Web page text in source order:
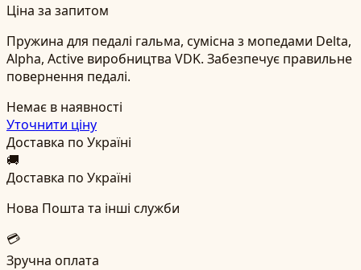
Ціна за запитом
Пружина для педалі гальма, сумісна з мопедами Delta,
Alpha, Active виробництва VDK. Забезпечує правильне
повернення педалі.
Немає в наявності
Уточнити ціну
Доставка по Україні
🚚
Доставка по Україні
Нова Пошта та інші служби
💳
Зручна оплата